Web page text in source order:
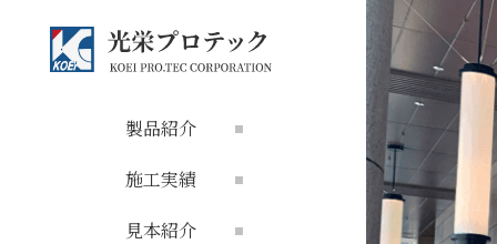
製品紹介
施工実績
見本紹介